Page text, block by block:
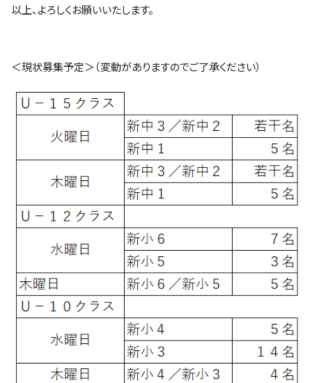
以上、よろしくお願いいたします。
＜現状募集予定＞（変動がありますのでご了承ください）